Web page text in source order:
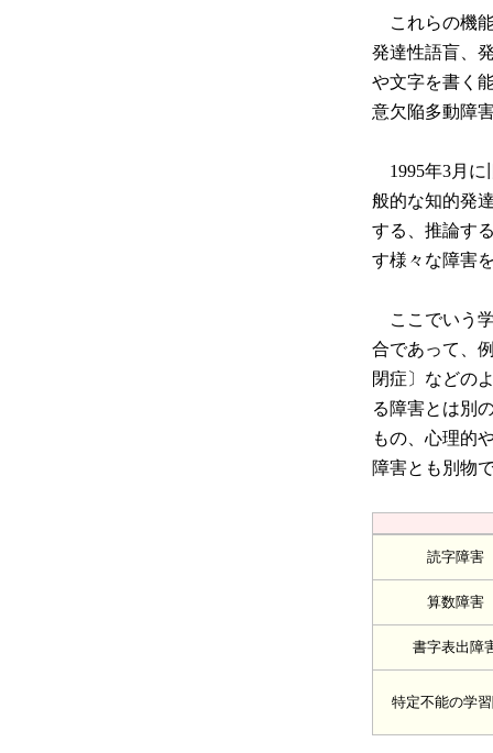
これらの機
発達性語盲、
や文字を書く
意欠陥多動障
1995年3月に
般的な知的発
する、推論す
す様々な障害
ここでいう
合であって、
閉症〕などの
る障害とは別
もの、心理的
障害とも別物
読字障害
算数障害
書字表出障
特定不能の学